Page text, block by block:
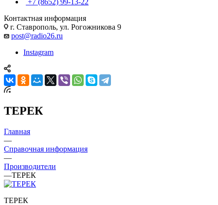
+7 (8652) 99-13-22
Контактная информация
г. Ставрополь, ул. Рогожникова 9
post@radio26.ru
Instagram
ТЕРЕК
Главная
—
Справочная информация
—
Производители
—ТЕРЕК
ТЕРЕК